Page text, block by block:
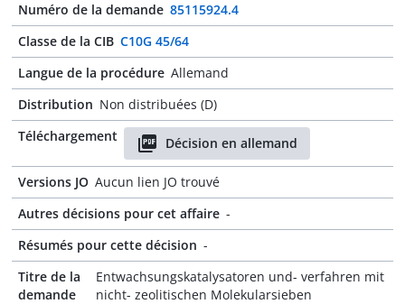
Numéro de la demande 85115924.4
Classe de la CIB C10G 45/64
Langue de la procédure Allemand
Distribution Non distribuées (D)
Téléchargement
Décision en allemand
Versions JO Aucun lien JO trouvé
Autres décisions pour cet affaire -
Résumés pour cette décision -
Titre de la
demande
Entwachsungskatalysatoren und- verfahren mit
nicht- zeolitischen Molekularsieben